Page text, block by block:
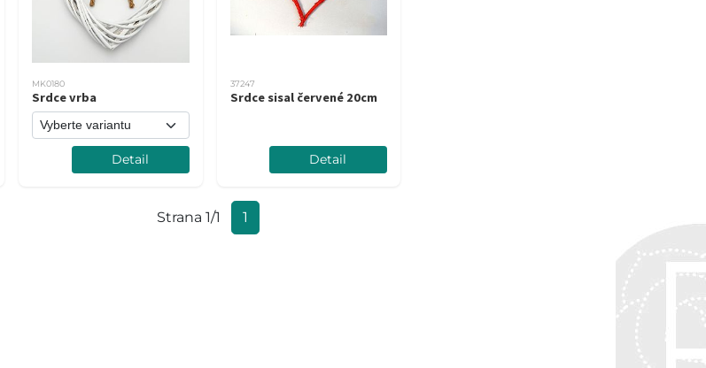
MK0180
Srdce vrba
Detail
37247
Srdce sisal červené 20cm
Detail
Strana 1/1 1